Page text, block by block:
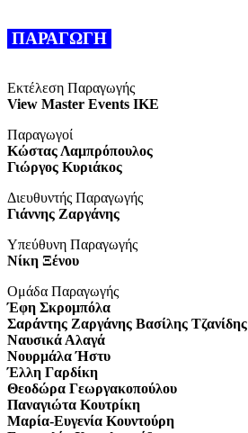
ΠΑΡΑΓΩΓΗ
Εκτέλεση Παραγωγής
View Master Events ΙΚΕ
Παραγωγοί
Κώστας Λαμπρόπουλος
Γιώργος Κυριάκος
Διευθυντής Παραγωγής
Γιάννης Ζαργάνης
Υπεύθυνη Παραγωγής
Νίκη Ξένου
Ομάδα Παραγωγής
Έφη Σκρομπόλα
Σαράντης Ζαργάνης Βασίλης Τζανίδης
Ναυσικά Αλαγά
Νουρμάλα Ήστυ
Έλλη Γαρδίκη
Θεοδώρα Γεωργακοπούλου
Παναγιώτα Κουτρίκη
Μαρία-Ευγενία Κουντούρη